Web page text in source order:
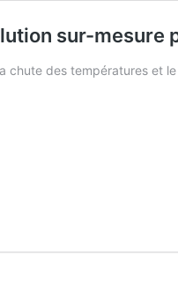
sur-
chute des températures et